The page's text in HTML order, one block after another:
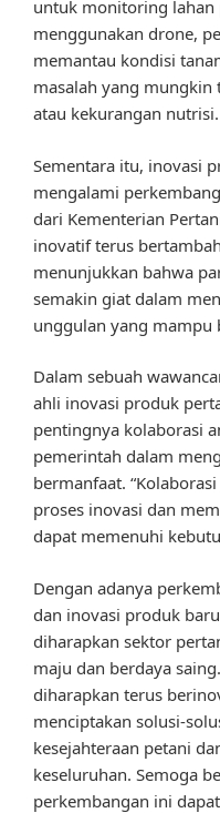
untuk monitoring lahan
menggunakan drone,
memantau kondisi
masalah yang mungkin
atau kekurangan nutrisi.
Sementara itu, inovasi
mengalami
dari Kementerian
inovatif terus
menunjukkan bahwa
semakin giat dalam
unggulan yang mampu
Dalam sebuah
ahli inovasi produk
pentingnya kolaborasi
pemerintah dalam
bermanfaat.
proses inovasi dan
dapat memenuhi
Dengan adanya
dan inovasi produk
diharapkan sektor
maju dan berdaya
diharapkan terus
menciptakan solusi-
kesejahteraan petani
keseluruhan. Semoga
perkembangan ini